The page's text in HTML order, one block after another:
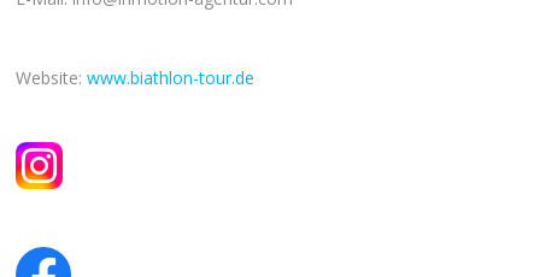
Website:www.biathlon-tour.de